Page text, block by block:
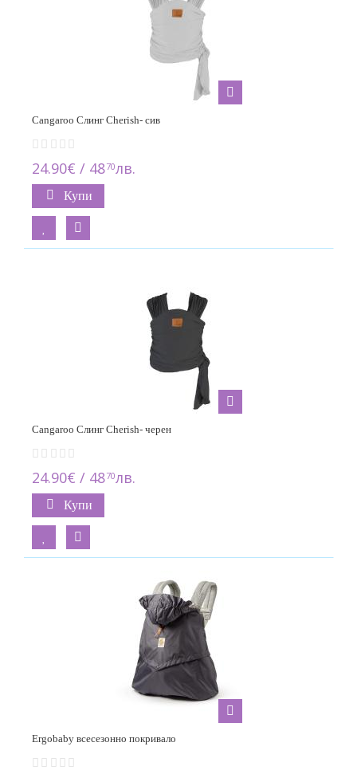
Cangaroo Слинг Cherish- сив
24.90€ / 4870лв.
Купи
Cangaroo Слинг Cherish- черен
24.90€ / 4870лв.
Купи
Ergobaby всесезонно покривало